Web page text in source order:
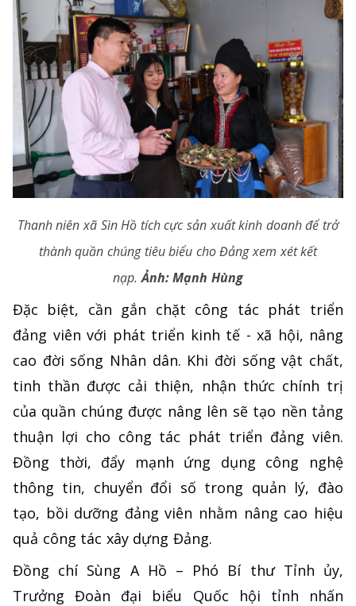
Thanh niên xã Sìn Hồ tích cực sản xuất kinh doanh để trở
thành quần chúng tiêu biểu cho Đảng xem xét kết
nạp. Ảnh: Mạnh Hùng
Đặc biệt, cần gắn chặt công tác phát triển
đảng viên với phát triển kinh tế - xã hội, nâng
cao đời sống Nhân dân. Khi đời sống vật chất,
tinh thần được cải thiện, nhận thức chính trị
của quần chúng được nâng lên sẽ tạo nền tảng
thuận lợi cho công tác phát triển đảng viên.
Đồng thời, đẩy mạnh ứng dụng công nghệ
thông tin, chuyển đổi số trong quản lý, đào
tạo, bồi dưỡng đảng viên nhằm nâng cao hiệu
quả công tác xây dựng Đảng.
Đồng chí Sùng A Hồ – Phó Bí thư Tỉnh ủy,
Trưởng Đoàn đại biểu Quốc hội tỉnh nhấn